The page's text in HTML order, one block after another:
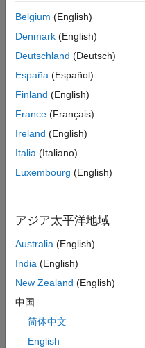
Topics
Create Lookup Tables
Access the lookup table
Import Lookup Tables
Use Simulink lookup
from a Simulink
Edit Lookup Tables
Use the Table menu to
Fill a Single Lookup Table
Fill a lookup table with
at the table breakpoints.
Invert Lookup Tables
Compare and Revert
Use the History menu to
Belgium (English)
Denmark (English)
Deutschland (Deutsch)
España (Español)
Finland (English)
France (Français)
Ireland (English)
Italia (Italiano)
Luxembourg (English)
アジア太平洋地域
Australia (English)
India (English)
New Zealand (English)
中国
简体中文
English